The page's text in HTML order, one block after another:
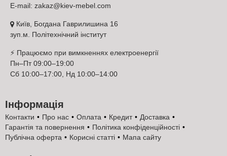
➤
Працюємо без посередників з безпрецедентно великою
меблів;
Гарантуємо незмінно низький рівень цін оскільки маємо
не орендований склад;
За необхідністю організовуємо фабричну переробку
серійного зразка меблів під габарити надані Вами,
E-mail: zakaz@kiev-mebel.com
Київ, Богдана Гаврилишина 16
зуп.м. Політехнічний інститут
⚡ Працюємо при вимкненнях електроенергії
Пн–Пт 09:00–19:00
Сб 10:00–17:00, Нд 10:00–14:00
Інформація
Контакти Про нас Оплата Кредит
Доставка
Гарантія та повернення
Політика конфіденційності
Публічна оферта
Корисні статті Мапа сайту